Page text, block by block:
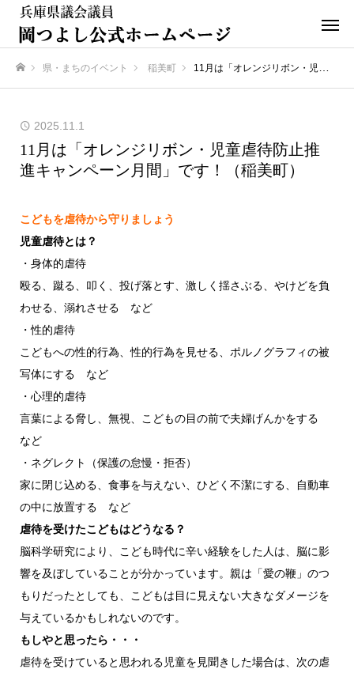
県・まちのイベント 稲美町 11月は「オレンジリボン・児童虐待防止推進キャンペーン月間」です！（稲美町）
2025.11.1
11月は「オレンジリボン・児童虐待防止推
進キャンペーン月間」です！（稲美町）
こどもを虐待から守りましょう
児童虐待とは？
・身体的虐待
殴る、蹴る、叩く、投げ落とす、激しく揺さぶる、やけどを負
わせる、溺れさせる など
・性的虐待
こどもへの性的行為、性的行為を見せる、ポルノグラフィの被
写体にする など
・心理的虐待
言葉による脅し、無視、こどもの目の前で夫婦げんかをする
など
・ネグレクト（保護の怠慢・拒否）
家に閉じ込める、食事を与えない、ひどく不潔にする、自動車
の中に放置する など
虐待を受けたこどもはどうなる？
脳科学研究により、こども時代に辛い経験をした人は、脳に影
響を及ぼしていることが分かっています。親は「愛の鞭」のつ
もりだったとしても、こどもは目に見えない大きなダメージを
与えているかもしれないのです。
もしやと思ったら・・・
虐待を受けていると思われる児童を見聞きした場合は、次の虐